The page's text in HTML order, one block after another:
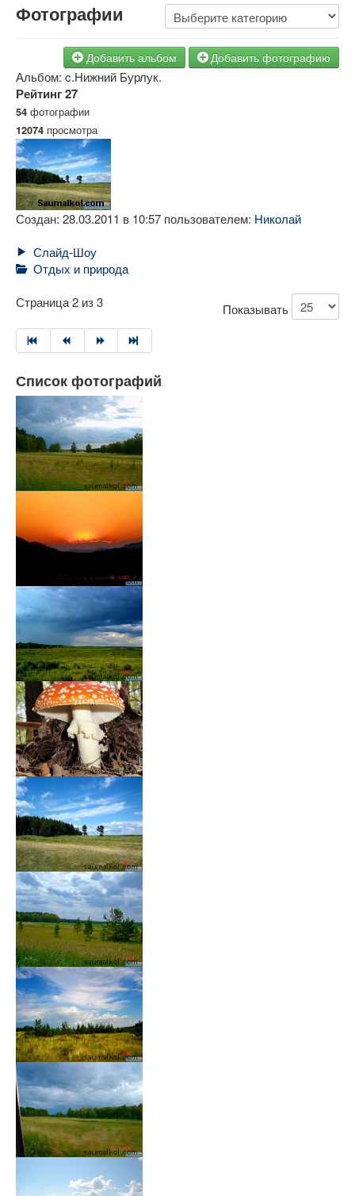
Фотографии
Добавить альбом Добавить фотографию
Альбом: c.Нижний Бурлук.
Рейтинг27
54 фотографии
12074 просмотра
Создан: 28.03.2011 в 10:57 пользователем: Николай
Слайд-Шоу
Отдых и природа
Страница 2 из 3
Показывать
Список фотографий